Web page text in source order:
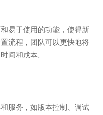
易于使用的功能，使得新
流程，团队可以更快地将
间和成本。
服务，如版本控制、调试